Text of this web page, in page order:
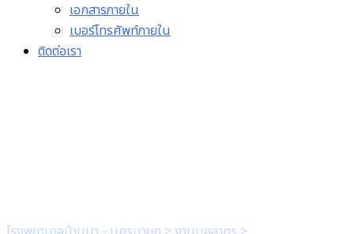
เอกสารภายใน
เบอร์โทรศัพท์ภายใน
ติดต่อเรา